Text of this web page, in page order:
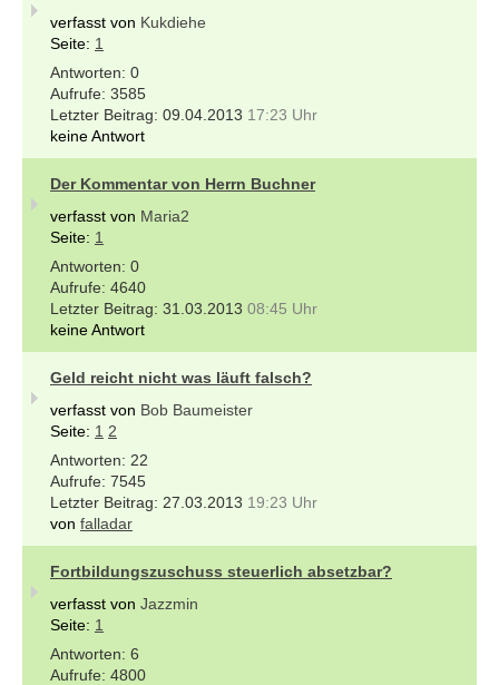
verfasst von Kukdiehe
Seite: 1
0
3585
09.04.2013 17:23 Uhr
keine Antwort
Der Kommentar von Herrn Buchner
verfasst von Maria2
Seite: 1
0
4640
31.03.2013 08:45 Uhr
keine Antwort
Geld reicht nicht was läuft falsch?
verfasst von Bob Baumeister
Seite: 1 2
22
7545
27.03.2013 19:23 Uhr
von falladar
Fortbildungszuschuss steuerlich absetzbar?
verfasst von Jazzmin
Seite: 1
6
4800